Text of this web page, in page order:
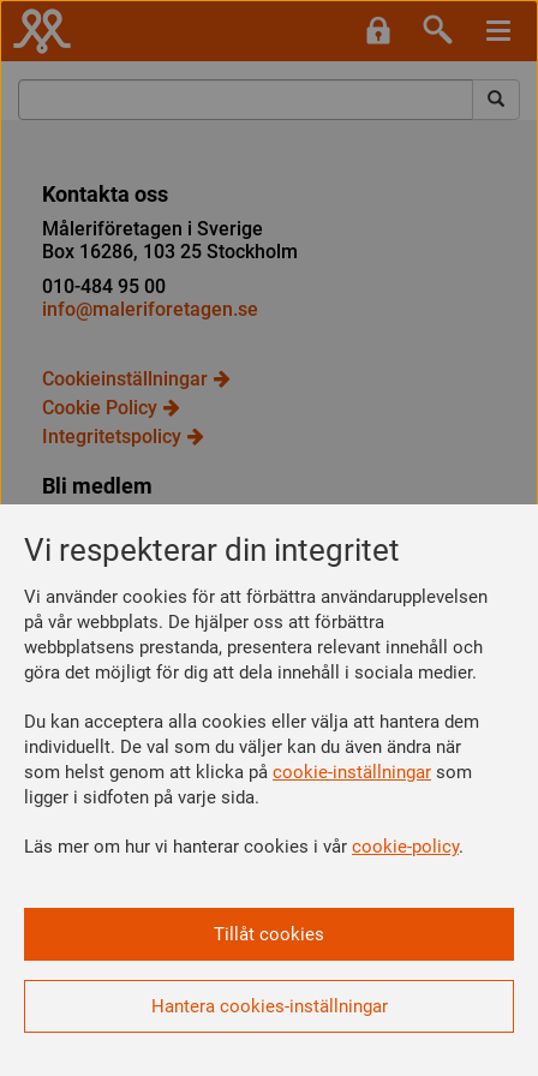
Vi respekterar din integritet
Vi använder cookies för att förbättra användarupplevelsen
på vår webbplats. De hjälper oss att förbättra
webbplatsens prestanda, presentera relevant innehåll och
göra det möjligt för dig att dela innehåll i sociala medier.
Du kan acceptera alla cookies eller välja att hantera dem
individuellt. De val som du väljer kan du även ändra när
som helst genom att klicka på cookie-inställningar som
ligger i sidfoten på varje sida.
Läs mer om hur vi hanterar cookies i vår cookie-policy.
Tillåt cookies
Hantera cookies-inställningar
Kontakta oss
Måleriföretagen i Sverige
Box 16286, 103 25 Stockholm
010-484 95 00
info@maleriforetagen.se
Cookieinställningar
Cookie Policy
Integritetspolicy
Bli medlem
Se dina förmåner
Följ oss
Facebook
Instagram
Youtube
Vi är en del av